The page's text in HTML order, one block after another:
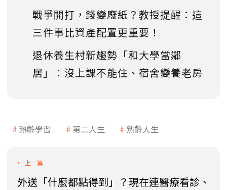
戰爭開打，錢變廢紙？教授提醒：這
三件事比資產配置更重要！
退休養生村新趨勢「和大學當鄰
居」：沒上課不能住、宿舍變養老房
熟齡學習 第二人生 熟齡人生
外送「什麼都點得到」？現在連醫療看診、